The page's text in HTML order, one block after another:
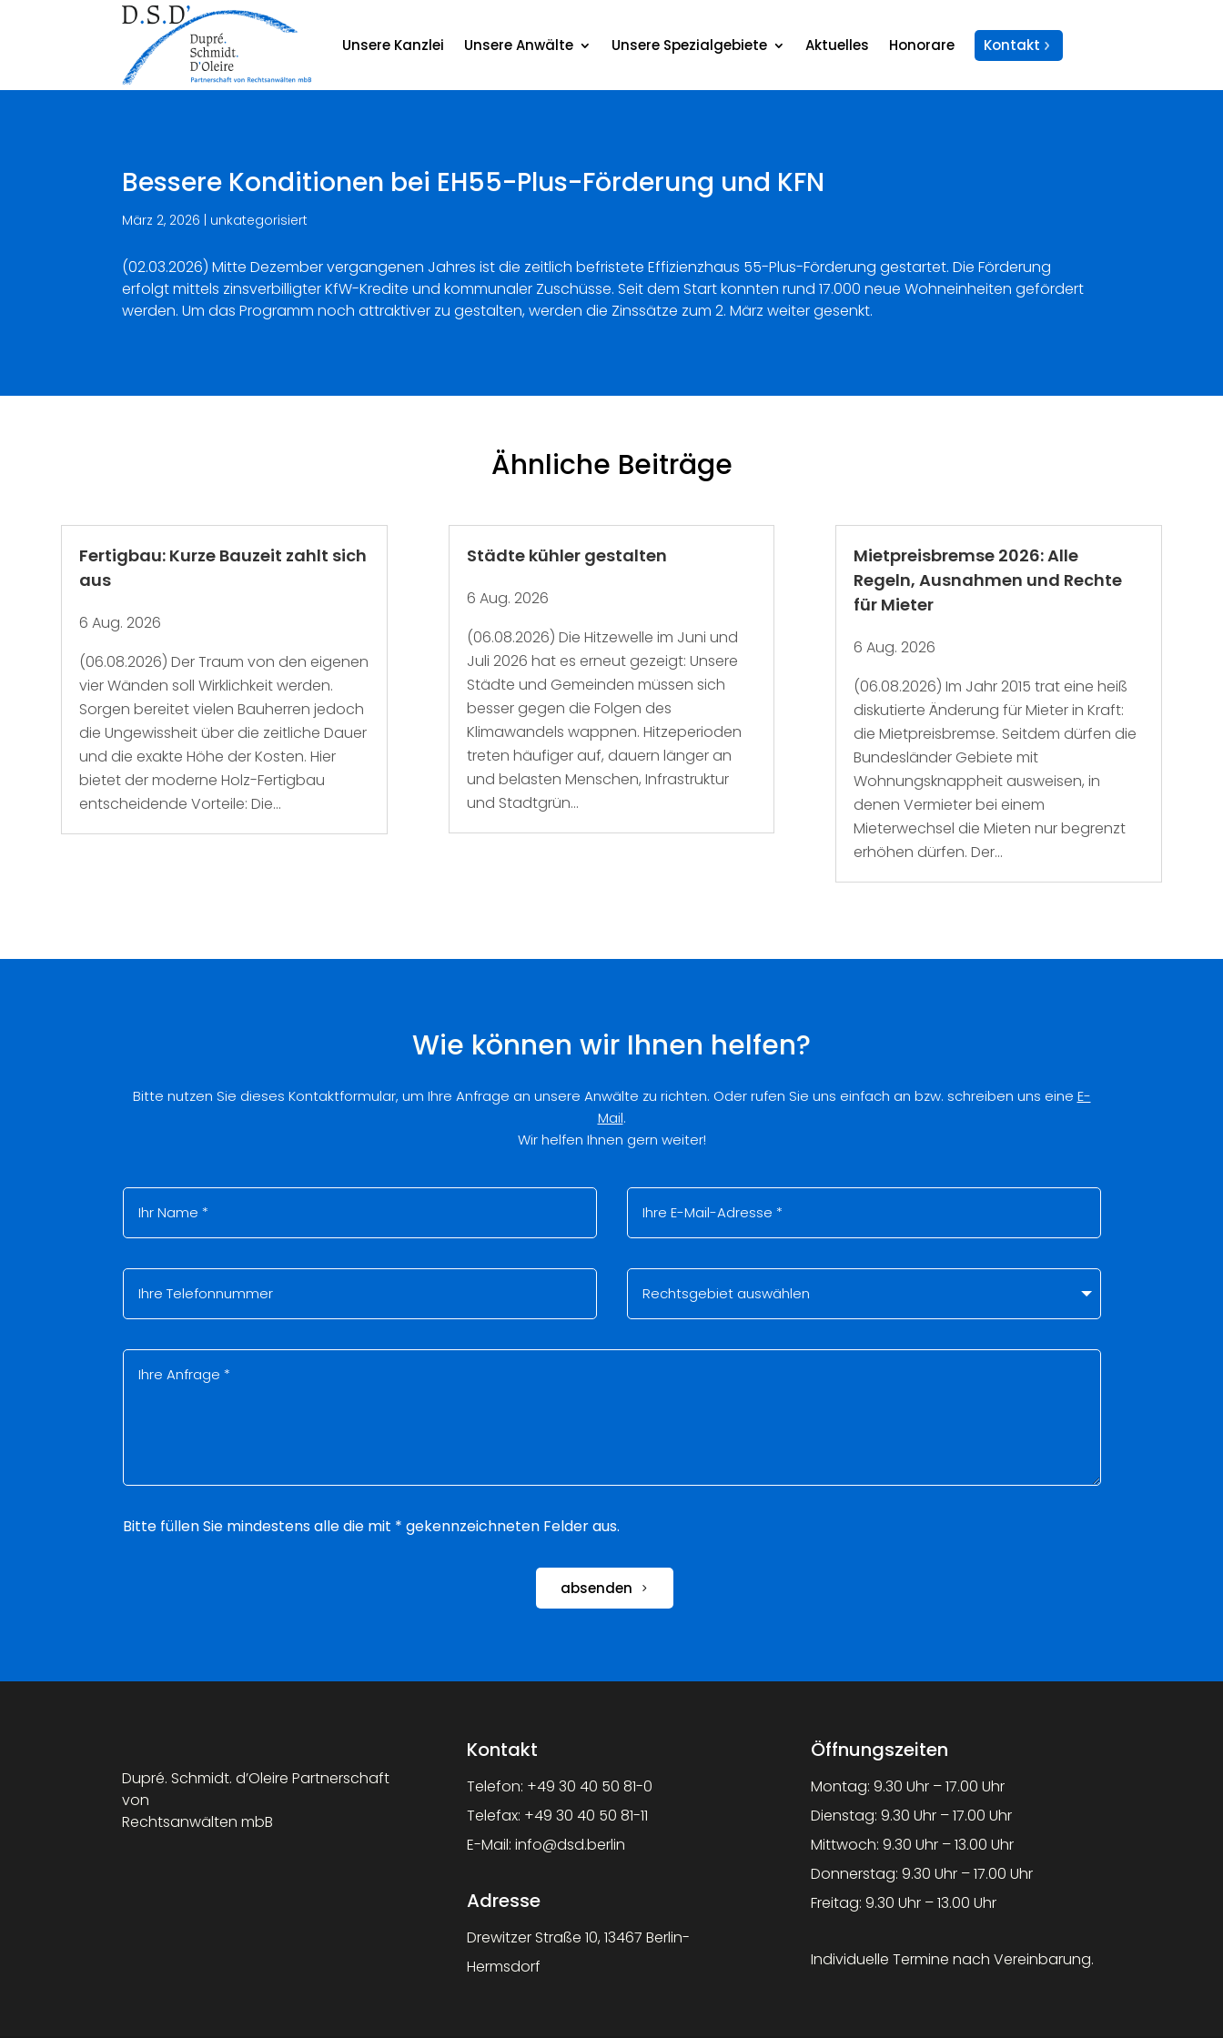
Unsere Kanzlei Unsere Anwälte Unsere Spezialgebiete Aktuelles Honorare Kontakt
Bessere Konditionen bei EH55-Plus-Förderung und KFN
März 2, 2026 | unkategorisiert
(02.03.2026) Mitte Dezember vergangenen Jahres ist die zeitlich befristete Effizienzhaus 55-Plus-Förderung gestartet. Die Förderung
erfolgt mittels zinsverbilligter KfW-Kredite und kommunaler Zuschüsse. Seit dem Start konnten rund 17.000 neue Wohneinheiten gefördert
werden. Um das Programm noch attraktiver zu gestalten, werden die Zinssätze zum 2. März weiter gesenkt.
Ähnliche Beiträge
Fertigbau: Kurze Bauzeit zahlt sich
aus
6 Aug. 2026
(06.08.2026) Der Traum von den eigenen
vier Wänden soll Wirklichkeit werden.
Sorgen bereitet vielen Bauherren jedoch
die Ungewissheit über die zeitliche Dauer
und die exakte Höhe der Kosten. Hier
bietet der moderne Holz-Fertigbau
entscheidende Vorteile: Die...
Städte kühler gestalten
6 Aug. 2026
(06.08.2026) Die Hitzewelle im Juni und
Juli 2026 hat es erneut gezeigt: Unsere
Städte und Gemeinden müssen sich
besser gegen die Folgen des
Klimawandels wappnen. Hitzeperioden
treten häufiger auf, dauern länger an
und belasten Menschen, Infrastruktur
und Stadtgrün...
Mietpreisbremse 2026: Alle
Regeln, Ausnahmen und Rechte
für Mieter
6 Aug. 2026
(06.08.2026) Im Jahr 2015 trat eine heiß
diskutierte Änderung für Mieter in Kraft:
die Mietpreisbremse. Seitdem dürfen die
Bundesländer Gebiete mit
Wohnungsknappheit ausweisen, in
denen Vermieter bei einem
Mieterwechsel die Mieten nur begrenzt
erhöhen dürfen. Der...
Wie können wir Ihnen helfen?
Bitte nutzen Sie dieses Kontaktformular, um Ihre Anfrage an unsere Anwälte zu richten. Oder rufen Sie uns einfach an bzw. schreiben uns eine E-
Mail.
Wir helfen Ihnen gern weiter!
Bitte füllen Sie mindestens alle die mit * gekennzeichneten Felder aus.
absenden
Dupré. Schmidt. d’Oleire Partnerschaft
von
Rechtsanwälten mbB
Kontakt
Telefon: +49 30 40 50 81-0
Telefax: +49 30 40 50 81-11
E-Mail: info@dsd.berlin
Adresse
Drewitzer Straße 10, 13467 Berlin-
Hermsdorf
Öffnungszeiten
Montag: 9.30 Uhr – 17.00 Uhr
Dienstag: 9.30 Uhr – 17.00 Uhr
Mittwoch: 9.30 Uhr – 13.00 Uhr
Donnerstag: 9.30 Uhr – 17.00 Uhr
Freitag: 9.30 Uhr – 13.00 Uhr
Individuelle Termine nach Vereinbarung.